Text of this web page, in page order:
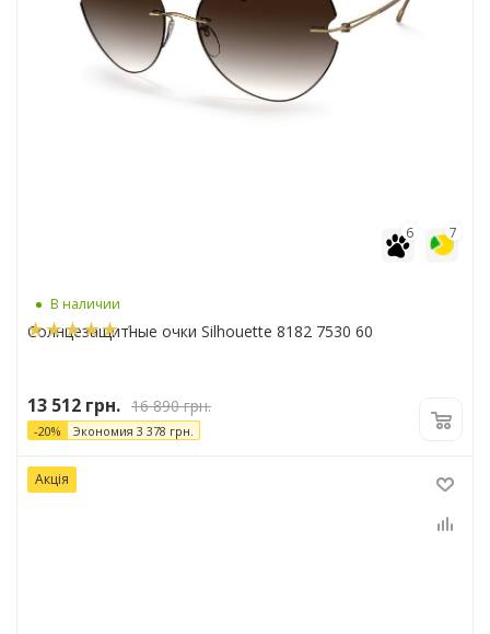
7
6
В наличии
1
Солнцезащитные очки Silhouette 8182 7530 60
13 512 грн. 16 890грн.
-20% Экономия 3 378 грн.
Акція